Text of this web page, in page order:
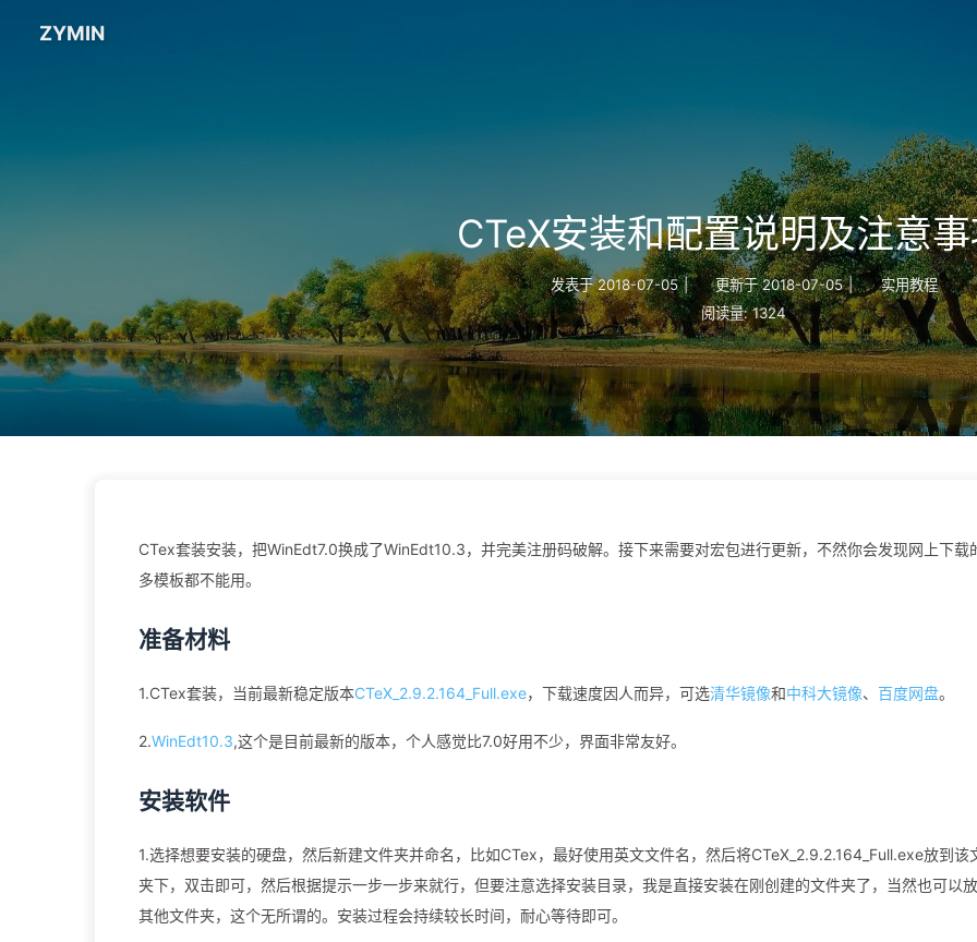
ZYMIN
CTeX安装和配置说明及注意
发表于 2018-07-05 | 更新于 2018-07-05 |
实用教程
阅读量: 1324
CTex套装安装，把WinEdt7.0换成了WinEdt10.3，并完美注册码破解。接下来需要对宏包进行更新，不然你会发现网上下载
多模板都不能用。
准备材料
1.CTex套装，当前最新稳定版本CTeX_2.9.2.164_Full.exe，下载速度因人而异，可选清华镜像和中科大镜像、 百度网盘。
2.WinEdt10.3,这个是目前最新的版本，个人感觉比7.0好用不少，界面非常友好。
安装软件
1.选择想要安装的硬盘，然后新建文件夹并命名，比如CTex，最好使用英文文件名，然后将CTeX_2.9.2.164_Full.exe放到该
夹下，双击即可，然后根据提示一步一步来就行，但要注意选择安装目录，我是直接安装在刚创建的文件夹了，当然也可以
其他文件夹，这个无所谓的。安装过程会持续较长时间，耐心等待即可。